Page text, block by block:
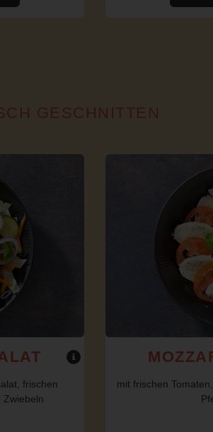
GESCHNITTEN
frischen
Zwiebeln
mit frischen